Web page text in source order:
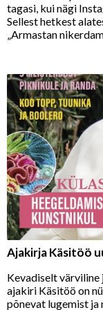
tagasi, kui nägi
Sellest hetkest
„Armastan
Ajakirja Käsitöö
Kevadiselt värviline
ajakiri Käsitöö on
põnevat lugemist ja